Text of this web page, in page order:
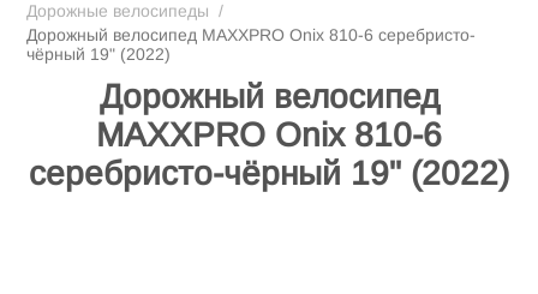
Дорожные велосипеды /
Дорожный велосипед MAXXPRO Onix 810-6 серебристо-
чёрный 19" (2022)
Дорожный велосипед
MAXXPRO Onix 810-6
серебристо-чёрный 19" (2022)